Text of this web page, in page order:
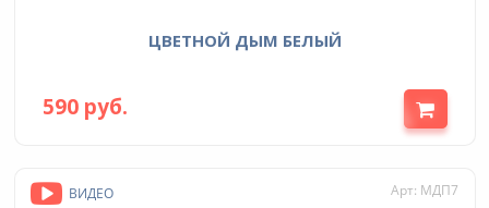
ЦВЕТНОЙ ДЫМ БЕЛЫЙ
590 руб.
ВИДЕО Арт: МДП7